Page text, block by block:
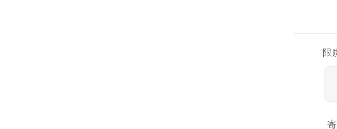
め 人気 グ
楽 宮崎県 宮
限